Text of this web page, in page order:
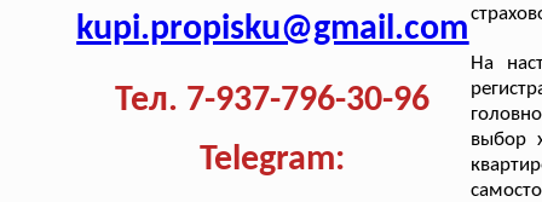
kupi.propisku@gmail.com
Тел. 7-937-796-30-96
Telegram:
На
выбор